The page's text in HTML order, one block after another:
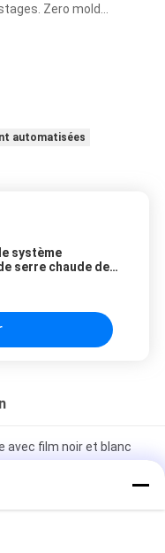
Zero mold
automatisées
système
serre chaude de
avec film noir et blanc
de privation de